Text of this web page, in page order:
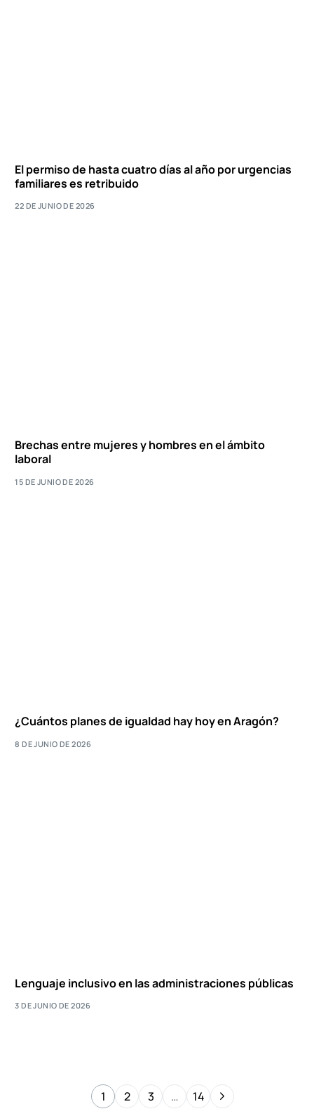
El permiso de hasta cuatro días al año por urgencias
familiares es retribuido
22 DE JUNIO DE 2026
Brechas entre mujeres y hombres en el ámbito
laboral
15 DE JUNIO DE 2026
¿Cuántos planes de igualdad hay hoy en Aragón?
8 DE JUNIO DE 2026
Lenguaje inclusivo en las administraciones públicas
3 DE JUNIO DE 2026
1 2 3 … 14